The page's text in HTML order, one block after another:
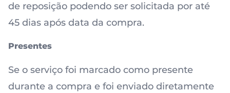
de reposição podendo ser solicitada por até
45 dias após data da compra.
Presentes
Se o serviço foi marcado como presente
durante a compra e foi enviado diretamente